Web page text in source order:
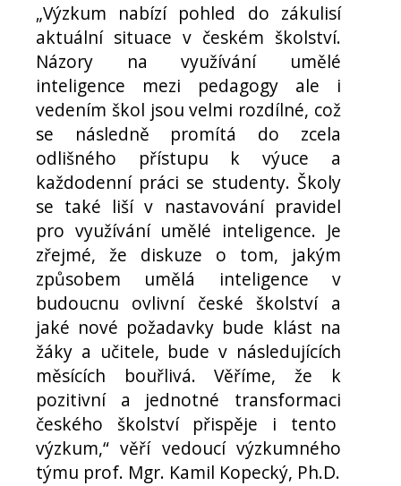
„Výzkum nabízí pohled do zákulisí
aktuální situace v českém školství.
Názory na využívání umělé
inteligence mezi pedagogy ale i
vedením škol jsou velmi rozdílné, což
se následně promítá do zcela
odlišného přístupu k výuce a
každodenní práci se studenty. Školy
se také liší v nastavování pravidel
pro využívání umělé inteligence. Je
zřejmé, že diskuze o tom, jakým
způsobem umělá inteligence v
budoucnu ovlivní české školství a
jaké nové požadavky bude klást na
žáky a učitele, bude v následujících
měsících bouřlivá. Věříme, že k
pozitivní a jednotné transformaci
českého školství přispěje i tento
výzkum,“ věří vedoucí výzkumného
týmu prof. Mgr. Kamil Kopecký, Ph.D.